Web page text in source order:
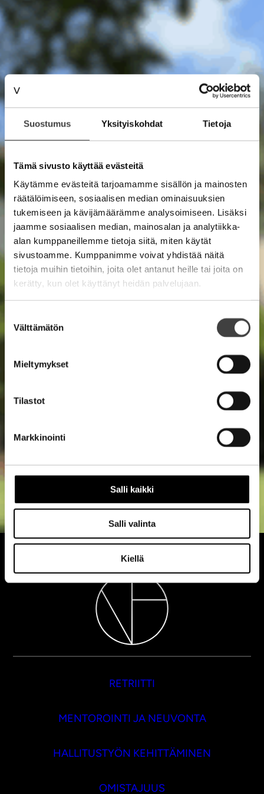
Suostumus Yksityiskohdat Tietoja
Tämä sivusto käyttää evästeitä
Käytämme evästeitä tarjoamamme sisällön ja mainosten
räätälöimiseen, sosiaalisen median ominaisuuksien
tukemiseen ja kävijämäärämme analysoimiseen. Lisäksi
jaamme sosiaalisen median, mainosalan ja analytiikka-
alan kumppaneillemme tietoja siitä, miten käytät
sivustoamme. Kumppanimme voivat yhdistää näitä
tietoja muihin tietoihin, joita olet antanut heille tai joita on
kerätty, kun olet käyttänyt heidän palvelujaan.
valinta
Välttämätön
Mieltymykset
Tilastot
Markkinointi
Salli kaikki
Salli valinta
Kiellä
RETRIITTI
MENTOROINTI JA NEUVONTA
HALLITUSTYÖN KEHITTÄMINEN
OMISTAJUUS